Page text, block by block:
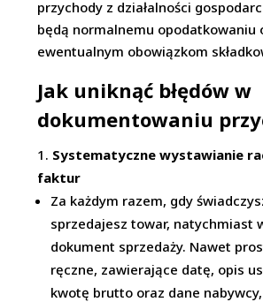
przychody z działalności
będą normalnemu opodatkowaniu
ewentualnym obowiązkom
Jak uniknąć błędów w
dokumentowaniu
Systematyczne wystawianie
faktur
Za każdym razem, gdy
sprzedajesz towar, natychmiast
dokument sprzedaży. Nawet
ręczne, zawierające datę, opis
kwotę brutto oraz dane